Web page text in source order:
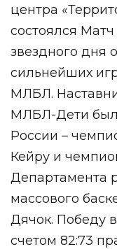
центра
состоялся
звездного дня
сильнейших
МЛБЛ.
МЛБЛ-Дети
России –
Кейру и
Департамента
массового
Дячок. Победу
счетом 82:73